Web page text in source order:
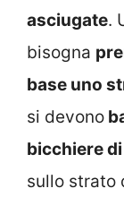
asciugate.
bisogna
base uno
si devono
bicchiere
sullo strato